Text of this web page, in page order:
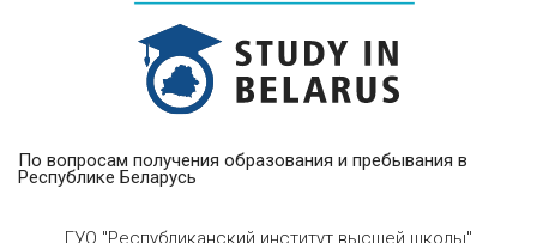
По вопросам получения образования и пребывания в
Республике Беларусь